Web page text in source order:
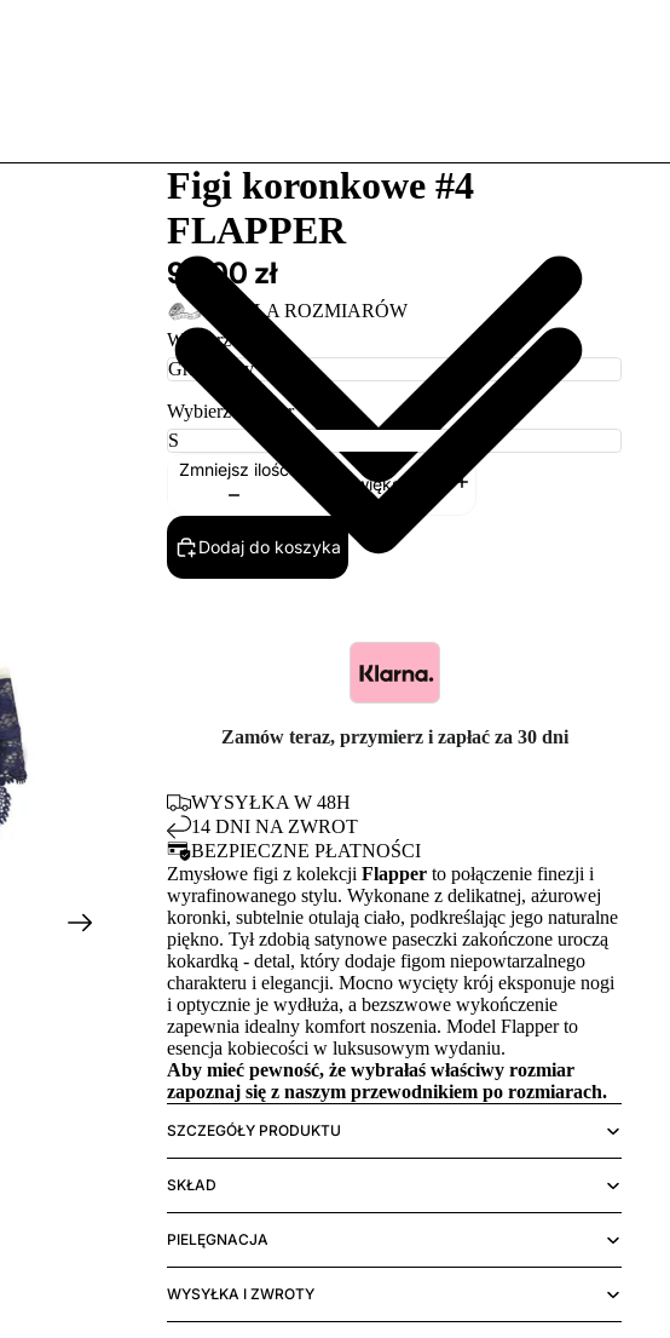
Figi koronkowe #4
FLAPPER
99,00 zł
TABELA ROZMIARÓW
Wybierz kolor
Wybierz rozmiar
Zmniejsz ilość
Zwiększ ilość
Dodaj do koszyka
Zamów teraz, przymierz i zapłać za 30 dni
WYSYŁKA W 48H
14 DNI NA ZWROT
BEZPIECZNE PŁATNOŚCI
Zmysłowe figi z kolekcji Flapper to połączenie finezji i
wyrafinowanego stylu. Wykonane z delikatnej, ażurowej
koronki, subtelnie otulają ciało, podkreślając jego naturalne
piękno. Tył zdobią satynowe paseczki zakończone uroczą
kokardką - detal, który dodaje figom niepowtarzalnego
charakteru i elegancji. Mocno wycięty krój eksponuje nogi
i optycznie je wydłuża, a bezszwowe wykończenie
zapewnia idealny komfort noszenia. Model Flapper to
esencja kobiecości w luksusowym wydaniu.
Aby mieć pewność, że wybrałaś właściwy rozmiar
zapoznaj się z naszym przewodnikiem po rozmiarach.
SZCZEGÓŁY PRODUKTU
SKŁAD
PIELĘGNACJA
WYSYŁKA I ZWROTY